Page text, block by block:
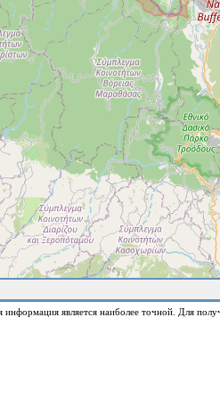
является наиболее точной. Для